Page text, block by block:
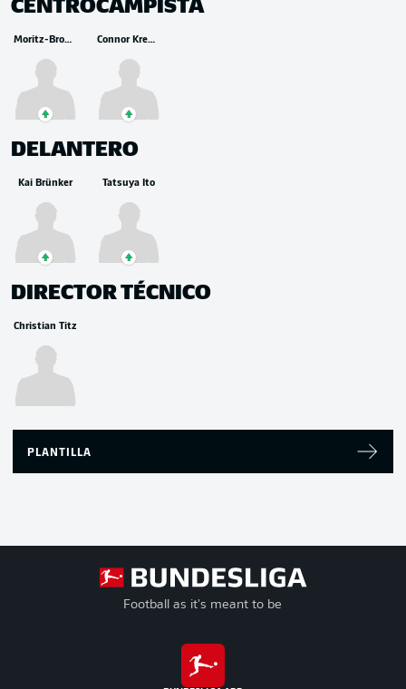
Moritz-Broni Kwarteng Connor Krempicki
DELANTERO
Kai Brünker Tatsuya Ito
DIRECTOR TÉCNICO
Christian Titz
PLANTILLA
Football as it's meant to be